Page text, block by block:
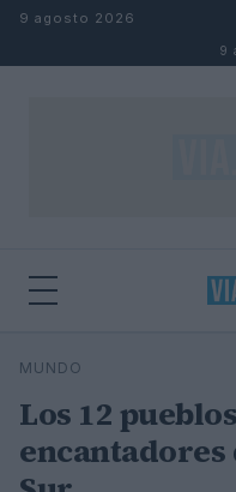
Saltar al contenido
9 agosto 2026
9
Buscar
MUNDO
Los 12